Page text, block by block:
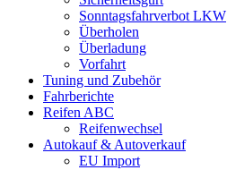
Sonntagsfahrverbot LKW
Überholen
Überladung
Vorfahrt
Tuning und Zubehör
Fahrberichte
Reifen ABC
Reifenwechsel
Autokauf & Autoverkauf
EU Import